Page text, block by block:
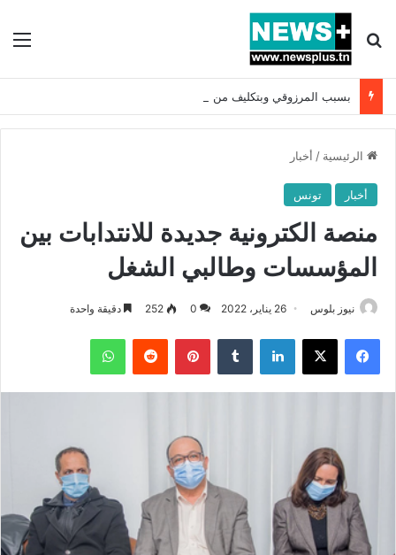
بحث عن
الرئيسية / أخبار
أخبار تونس
منصة الكترونية جديدة للانتدابات بين
المؤسسات وطالبي الشغل
نيوز بلوس 26 يناير، 2022 0
252 دقيقة واحدة
فيسبوك X لينكدإن بينتيريست واتساب